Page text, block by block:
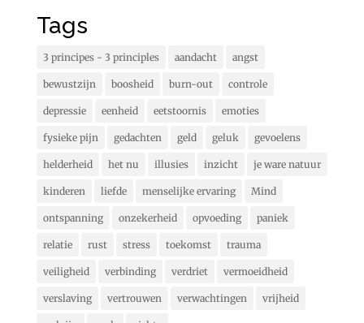
Tags
3 principes - 3 principles aandacht angst
bewustzijn boosheid burn-out controle
depressie eenheid eetstoornis emoties
fysieke pijn gedachten geld geluk gevoelens
helderheid het nu illusies inzicht je ware natuur
kinderen liefde menselijke ervaring Mind
ontspanning onzekerheid opvoeding paniek
relatie rust stress toekomst trauma
veiligheid verbinding verdriet vermoeidheid
verslaving vertrouwen verwachtingen vrijheid